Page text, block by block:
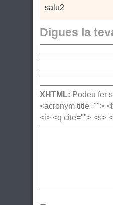
salu2
Digues la
XHTML: Podeu fer
<acronym title="">
<i> <q cite=""> <s>